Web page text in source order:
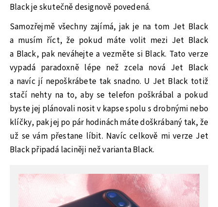
Black je skutečně designově povedená.
Samozřejmě všechny zajímá, jak je na tom Jet Black
a musím říct, že pokud máte volit mezi Jet Black
a Black, pak neváhejte a vezměte si Black. Tato verze
vypadá paradoxně lépe než zcela nová Jet Black
a navíc jí nepoškrábete tak snadno. U Jet Black totiž
stačí nehty na to, aby se telefon poškrábal a pokud
byste jej plánovali nosit v kapse spolu s drobnými nebo
klíčky, pak jej po pár hodinách máte doškrábaný tak, že
už se vám přestane líbit. Navíc celkově mi verze Jet
Black připadá laciněji než varianta Black.